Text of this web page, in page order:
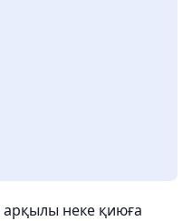
неке қиюға